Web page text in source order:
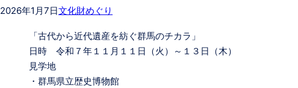
2026年1月7日文化財めぐり
「古代から近代遺産を紡ぐ群馬のチカラ」
日時 令和７年１１月１１日（火）～１３日（木）
見学地
・群馬県立歴史博物館